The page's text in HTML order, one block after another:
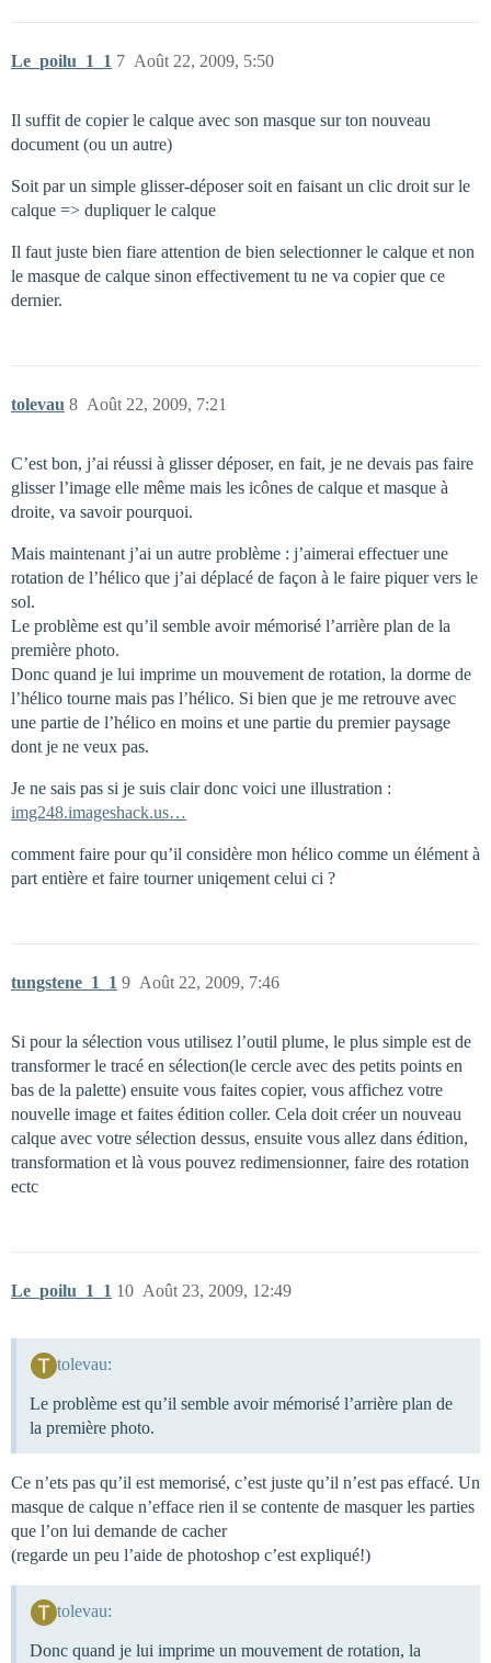
Le_poilu_1_1 Août 22, 2009, 5:50
7
Il suffit de copier le calque avec son masque sur ton nouveau
document (ou un autre)
Soit par un simple glisser-déposer soit en faisant un clic droit sur le
calque => dupliquer le calque
Il faut juste bien fiare attention de bien selectionner le calque et non
le masque de calque sinon effectivement tu ne va copier que ce
dernier.
tolevau Août 22, 2009, 7:21
8
C’est bon, j’ai réussi à glisser déposer, en fait, je ne devais pas faire
glisser l’image elle même mais les icônes de calque et masque à
droite, va savoir pourquoi.
Mais maintenant j’ai un autre problème : j’aimerai effectuer une
rotation de l’hélico que j’ai déplacé de façon à le faire piquer vers le
sol.
Le problème est qu’il semble avoir mémorisé l’arrière plan de la
première photo.
Donc quand je lui imprime un mouvement de rotation, la dorme de
l’hélico tourne mais pas l’hélico. Si bien que je me retrouve avec
une partie de l’hélico en moins et une partie du premier paysage
dont je ne veux pas.
Je ne sais pas si je suis clair donc voici une illustration :
img248.imageshack.us…
comment faire pour qu’il considère mon hélico comme un élément à
part entière et faire tourner uniqement celui ci ?
tungstene_1_1 Août 22, 2009, 7:46
9
Si pour la sélection vous utilisez l’outil plume, le plus simple est de
transformer le tracé en sélection(le cercle avec des petits points en
bas de la palette) ensuite vous faites copier, vous affichez votre
nouvelle image et faites édition coller. Cela doit créer un nouveau
calque avec votre sélection dessus, ensuite vous allez dans édition,
transformation et là vous pouvez redimensionner, faire des rotation
ectc
Le_poilu_1_1 Août 23, 2009, 12:49
10
tolevau:
Le problème est qu’il semble avoir mémorisé l’arrière plan de
la première photo.
Ce n’ets pas qu’il est memorisé, c’est juste qu’il n’est pas effacé. Un
masque de calque n’efface rien il se contente de masquer les parties
que l’on lui demande de cacher
(regarde un peu l’aide de photoshop c’est expliqué!)
tolevau:
Donc quand je lui imprime un mouvement de rotation, la